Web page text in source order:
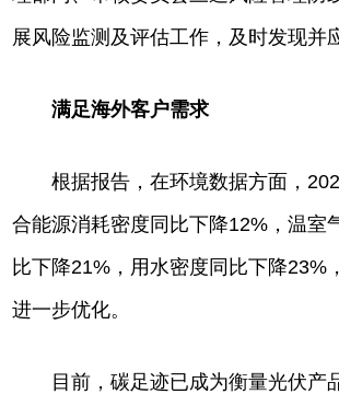
展风险监测及评估工作，及时发现并
满足海外客户需求
根据报告，在环境数据方面，
合能源消耗密度同比下降12%，温室
比下降21%，用水密度同比下降23%
进一步优化。
目前，碳足迹已成为衡量光伏产